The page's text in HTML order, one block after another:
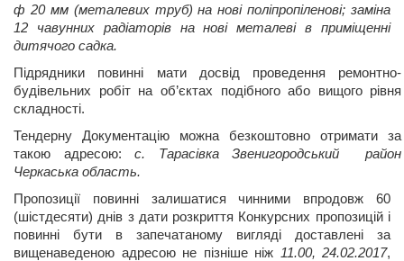
ф 20 мм (металевих труб) на нові поліпропіленові; заміна
12 чавунних радіаторів на нові металеві в приміщенні
дитячого садка.
Підрядники повинні мати досвід проведення ремонтно-
будівельних робіт на об’єктах подібного або вищого рівня
складності.
Тендерну Документацію можна безкоштовно отримати за
такою адресою: с. Тарасівка Звенигородський район
Черкаська область.
Пропозиції повинні залишатися чинними впродовж 60
(шістдесяти) днів з дати розкриття Конкурсних пропозицій і
повинні бути в запечатаному вигляді доставлені за
вищенаведеною адресою не пізніше ніж 11.00, 24.02.2017,